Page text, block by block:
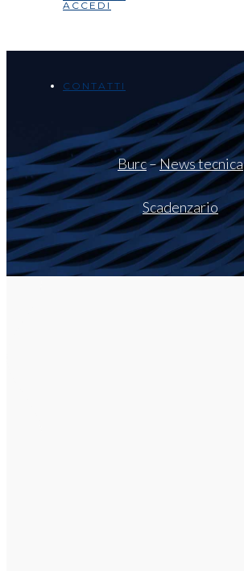
ACCEDI
CONTATTI
Burc–News tecnica
Scadenzario